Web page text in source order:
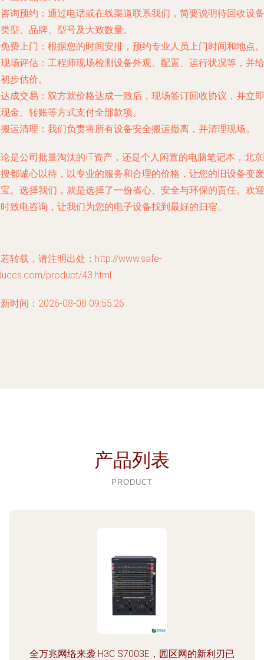
咨询预约 ：通过电话或在线渠道联系我们，简要说明待回收设备
型、品牌、型号及大致数量。
免费上门 ：根据您的时间安排，预约专业人员上门时间和地点。
现场评估 ：工程师现场检测设备外观、配置、运行状况等，并给
步估价。
达成交易 ：双方就价格达成一致后，现场签订回收协议，并立即
金、转账等方式支付全部款项。
搬运清理 ：我们负责将所有设备安全搬运撤离，并清理现场。
是公司批量淘汰的IT资产，还是个人闲置的电脑笔记本，北
都诚心以待，以专业的服务和合理的价格，让您的旧设备变废
。选择我们，就是选择了一份省心、安全与环保的责任。欢迎
致电咨询，让我们为您的电子设备找到最好的归宿。
转载，请注明出处：http://www.safe-
product/43.html
时间：2026-08-08 09:55:26
产品列表
PRODUCT
全万兆网络来袭 H3C S7003E，园区网的新利刃已